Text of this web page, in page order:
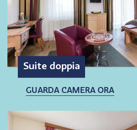
Suite doppia
GUARDA CAMERA ORA